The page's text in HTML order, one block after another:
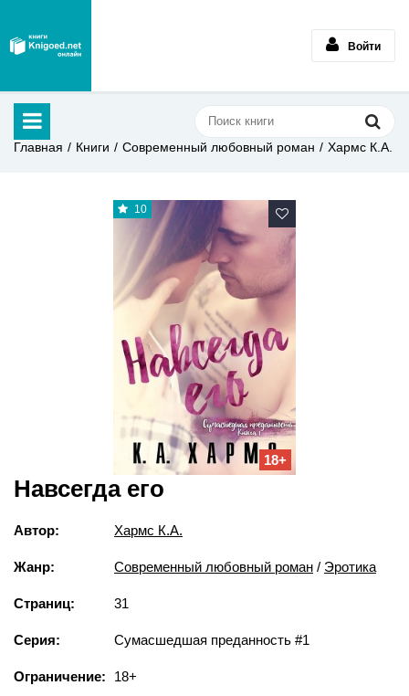
Войти
Главная Книги Современный любовный роман Хармс К.А.
10
18+
Навсегда его
Автор: Хармс К.А.
Жанр: Современный любовный роман / Эротика
Страниц: 31
Серия: Сумасшедшая преданность #1
Ограничение: 18+